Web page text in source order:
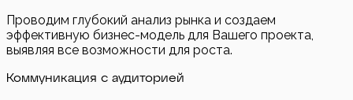
Проводим глубокий анализ рынка и создаем
эффективную бизнес-модель для Вашего проекта,
выявляя все возможности для роста.
Коммуникация с аудиторией